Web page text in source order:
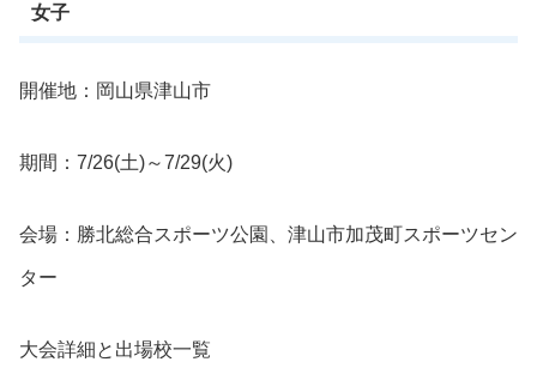
女子
開催地：岡山県津山市
期間：7/26(土)～7/29(火)
会場：勝北総合スポーツ公園、津山市加茂町スポーツセン
ター
大会詳細と出場校一覧